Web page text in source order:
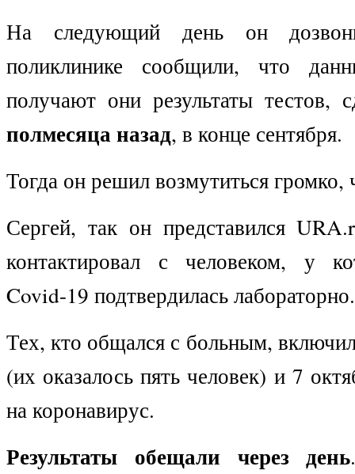
На следующий день он
поликлинике сообщили, что
получают они результаты тестов,
полмесяца назад, в конце сентября.
Тогда он решил возмутиться громко,
Сергей, так он представился
контактировал с человеком, у
Covid-19 подтвердилась лабораторно.
Тех, кто общался с больным,
(их оказалось пять человек) и 7
на коронавирус.
Результаты обещали через день